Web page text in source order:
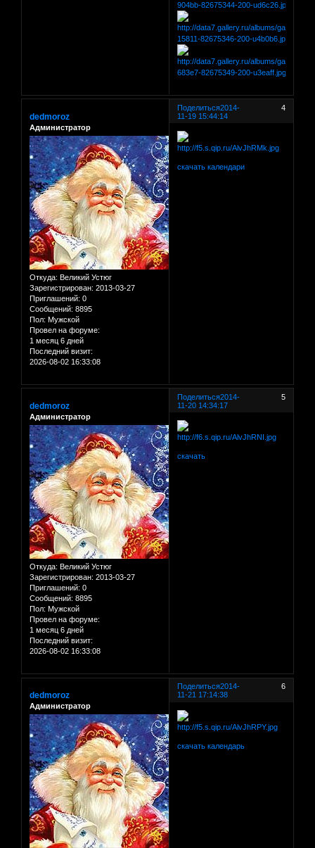
Поделиться 4
2014-
11-19 15:44:14
dedmoroz
Администратор
Откуда: Великий Устюг
Зарегистрирован: 2013-03-27
Приглашений: 0
Сообщений: 8895
Пол: Мужской
Провел на форуме:
1 месяц 6 дней
Последний визит:
2026-08-02 16:33:08
скачать календари
Поделиться 5
2014-
11-20 14:34:17
dedmoroz
Администратор
Откуда: Великий Устюг
Зарегистрирован: 2013-03-27
Приглашений: 0
Сообщений: 8895
Пол: Мужской
Провел на форуме:
1 месяц 6 дней
Последний визит:
2026-08-02 16:33:08
скачать
Поделиться 6
2014-
11-21 17:14:38
dedmoroz
Администратор
скачать календарь